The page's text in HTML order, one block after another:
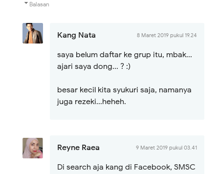
Balasan
Kang Nata 8 Maret 2019 pukul 19.24
saya belum daftar ke grup itu, mbak...
ajari saya dong... ? :)
besar kecil kita syukuri saja, namanya
juga rezeki...heheh.
Reyne Raea 9 Maret 2019 pukul 03.41
Di search aja kang di Facebook, SMSC